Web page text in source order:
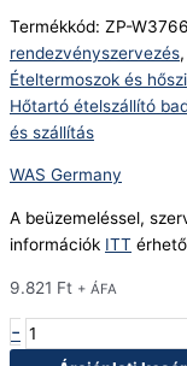
Termékkód: ZP-
rendezvényszervezés,
Ételtermoszok és
Hőtartó ételszállító
és szállítás
WAS Germany
A beüzemeléssel,
információk ITT
9.821 Ft + ÁFA
-